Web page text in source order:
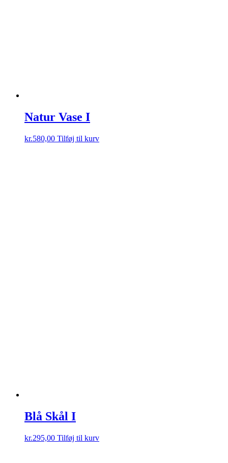
Natur Vase I
kr.580,00 Tilføj til kurv
Blå Skål I
kr.295,00 Tilføj til kurv